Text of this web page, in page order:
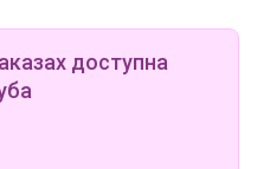
доступна